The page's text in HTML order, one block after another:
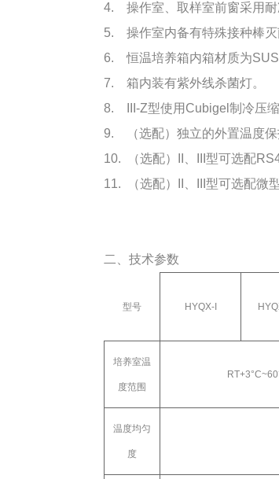
4. 操作室、取样室前窗采用耐
5. 操作室内备有特殊接种棒灭
6. 恒温培养箱内箱材质为
7. 箱内装有紫外线杀菌灯。
8. III-Z型使用Cubigel制冷压缩
9. （选配）独立的外置温度保
10. （选配）II、III型可选配
11. （选配）II、III型可选配微
二、技术参数
型号 HYQX-I
培养室温
度范围
RT+3°C~60
温度均匀
度